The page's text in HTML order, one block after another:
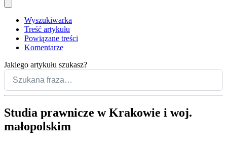
Wyszukiwarka
Treść artykułu
Powiązane treści
Komentarze
Jakiego artykułu szukasz?
Studia prawnicze w Krakowie i woj.
małopolskim